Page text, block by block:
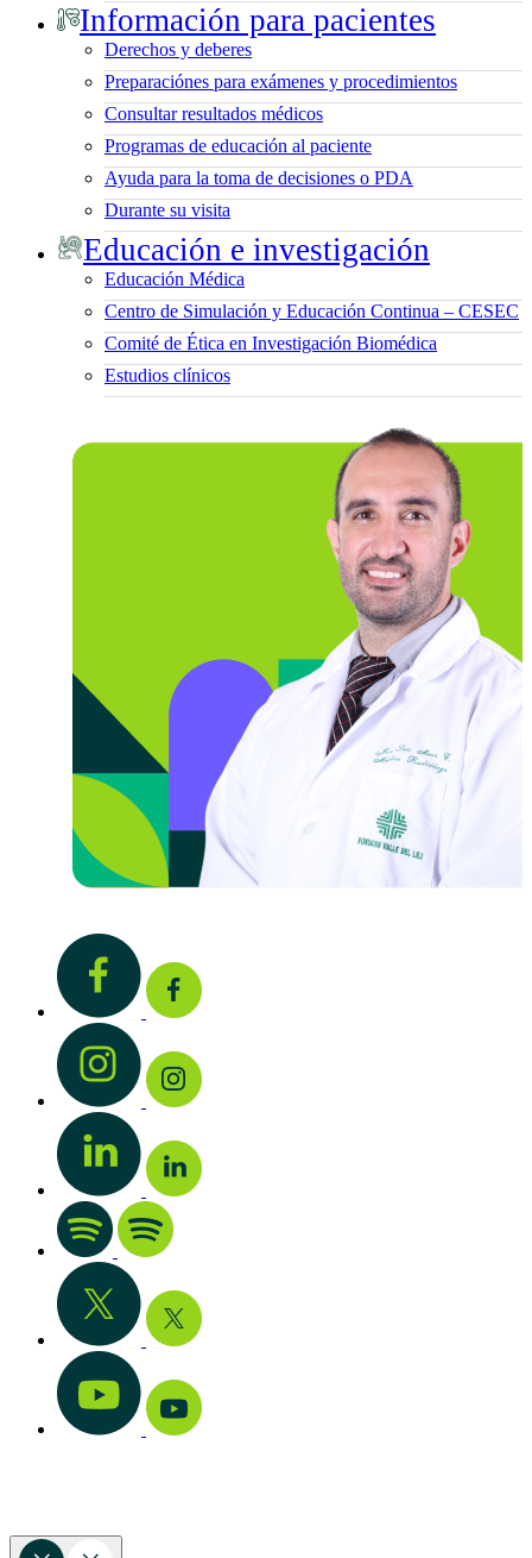
Información para pacientes
Derechos y deberes
Preparaciónes para exámenes y procedimientos
Consultar resultados médicos
Programas de educación al paciente
Ayuda para la toma de decisiones o PDA
Durante su visita
Educación e investigación
Educación Médica
Centro de Simulación y Educación Continua – CESEC
Comité de Ética en Investigación Biomédica
Estudios clínicos